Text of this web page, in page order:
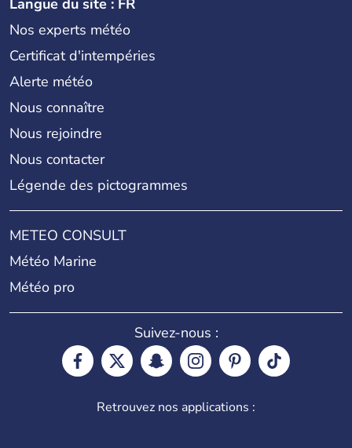
Langue du site : FR
Nos experts météo
Certificat d'intempéries
Alerte météo
Nous connaître
Nous rejoindre
Nous contacter
Légende des pictogrammes
METEO CONSULT
Météo Marine
Météo pro
Suivez-nous :
Retrouvez nos applications :